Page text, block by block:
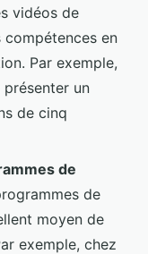
vidéos de
en
Par exemple,
un
de cinq
de
de
moyen de
exemple, chez